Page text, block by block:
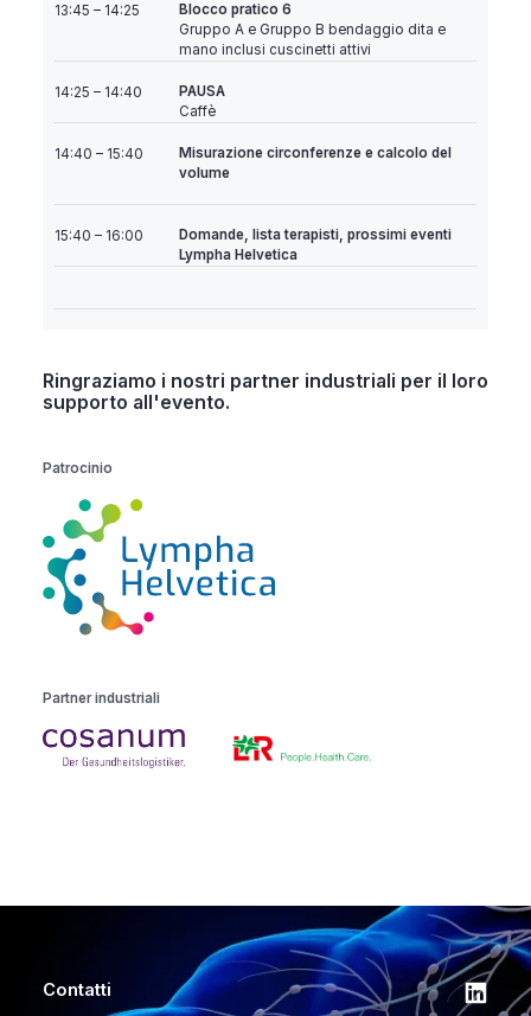
13:45 – 14:25
Blocco pratico 6
Gruppo A e Gruppo B bendaggio dita e
mano inclusi cuscinetti attivi
14:25 – 14:40
PAUSA
Caffè
14:40 – 15:40
Misurazione circonferenze e calcolo del
volume
15:40 – 16:00
Domande, lista terapisti, prossimi eventi
Lympha Helvetica
Ringraziamo i nostri partner industriali per il loro
supporto all'evento.
Patrocinio
Partner industriali
Contatti